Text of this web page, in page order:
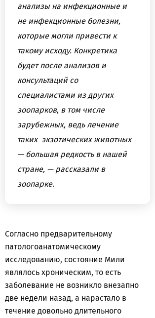
анализы на инфекционные и
не инфекционные болезни,
которые могли привести к
такому исходу. Конкретика
будет после анализов и
консультаций со
специалистами из других
зоопарков, в том числе
зарубежных, ведь лечение
таких экзотических животных
— большая редкость в нашей
стране, — рассказали в
зоопарке.
Согласно предварительному
патологоанатомическому
исследованию, состояние Мили
являлось хроническим, то есть
заболевание не возникло внезапно
две недели назад, а нарастало в
течение довольно длительного